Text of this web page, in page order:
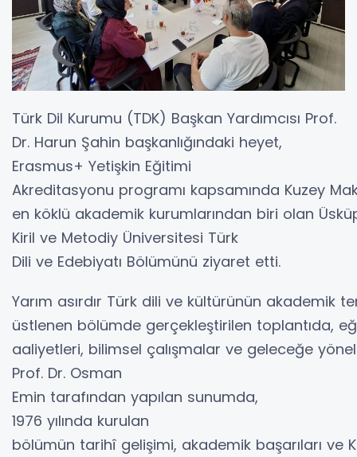
Türk Dil Kurumu (TDK) Başkan Yardımcısı Prof.
Dr. Harun Şahin başkanlığındaki heyet,
Erasmus+ Yetişkin Eğitimi
Akreditasyonu programı kapsamında Kuzey
en köklü akademik kurumlarından biri olan
Kiril ve Metodiy Üniversitesi Türk
Dili ve Edebiyatı Bölümünü ziyaret etti.
Yarım asırdır Türk dili ve kültürünün akademik
üstlenen bölümde gerçekleştirilen toplantıda,
aaliyetleri, bilimsel çalışmalar ve geleceğe
Prof. Dr. Osman
Emin tarafından yapılan sunumda,
1976 yılında kurulan
bölümün tarihî gelişimi, akademik başarıları ve